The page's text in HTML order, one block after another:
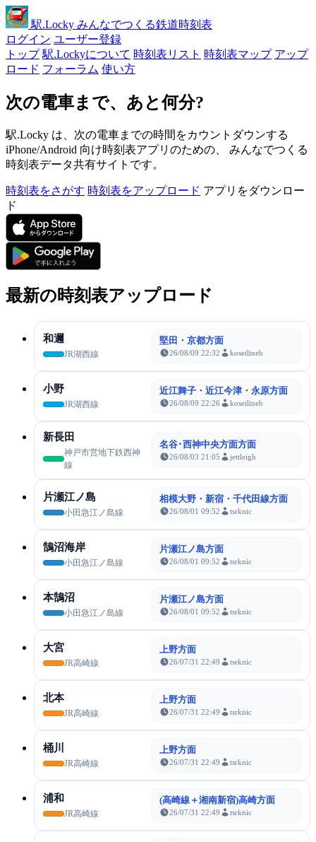
駅.Locky みんなでつくる鉄道時刻表
ログイン ユーザー登録
トップ 駅.Lockyについて 時刻表リスト 時刻表マップ アップ
ロード フォーラム 使い方
次の電車まで、あと何分?
駅.Locky は、次の電車までの時間をカウントダウンする
iPhone/Android 向け時刻表アプリのための、 みんなでつくる
時刻表データ共有サイトです。
時刻表をさがす 時刻表をアップロード アプリをダウンロー
ド
最新の時刻表アップロード
和邇
JR湖西線
堅田・京都方面
26/08/09 22:32 koseilineb
小野
JR湖西線
近江舞子・近江今津・永原方面
26/08/09 22:26 koseilineb
新長田
神戸市営地下鉄西神
線
名谷･西神中央方面方面
26/08/03 21:05 jettleigh
片瀬江ノ島
小田急江ノ島線
相模大野・新宿・千代田線方面
26/08/01 09:52 tsrknic
鵠沼海岸
小田急江ノ島線
片瀬江ノ島方面
26/08/01 09:52 tsrknic
本鵠沼
小田急江ノ島線
片瀬江ノ島方面
26/08/01 09:52 tsrknic
大宮
JR高崎線
上野方面
26/07/31 22:49 tsrknic
北本
JR高崎線
上野方面
26/07/31 22:49 tsrknic
桶川
JR高崎線
上野方面
26/07/31 22:49 tsrknic
浦和
JR高崎線
(高崎線＋湘南新宿)高崎方面
26/07/31 22:49 tsrknic